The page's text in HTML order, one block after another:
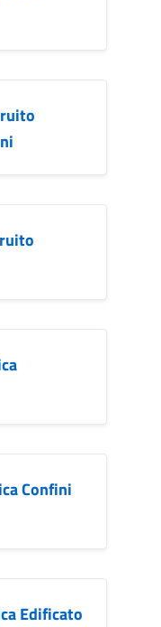
Confini
Edificato